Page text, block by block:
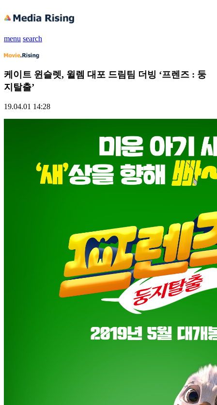
menu search
케이트 윈슬렛, 윌렘 대포 드림팀 더빙 ‘프렌즈 : 둥
지탈출’
19.04.01 14:28